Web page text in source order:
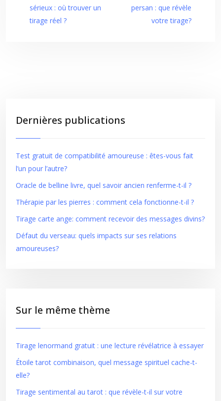
sérieux : où trouver un
tirage réel ?
persan : que révèle
votre tirage?
Dernières publications
Test gratuit de compatibilité amoureuse : êtes-vous fait
l’un pour l’autre?
Oracle de belline livre, quel savoir ancien renferme-t-il ?
Thérapie par les pierres : comment cela fonctionne-t-il ?
Tirage carte ange: comment recevoir des messages divins?
Défaut du verseau: quels impacts sur ses relations
amoureuses?
Sur le même thème
Tirage lenormand gratuit : une lecture révélatrice à essayer
Étoile tarot combinaison, quel message spirituel cache-t-
elle?
Tirage sentimental au tarot : que révèle-t-il sur votre